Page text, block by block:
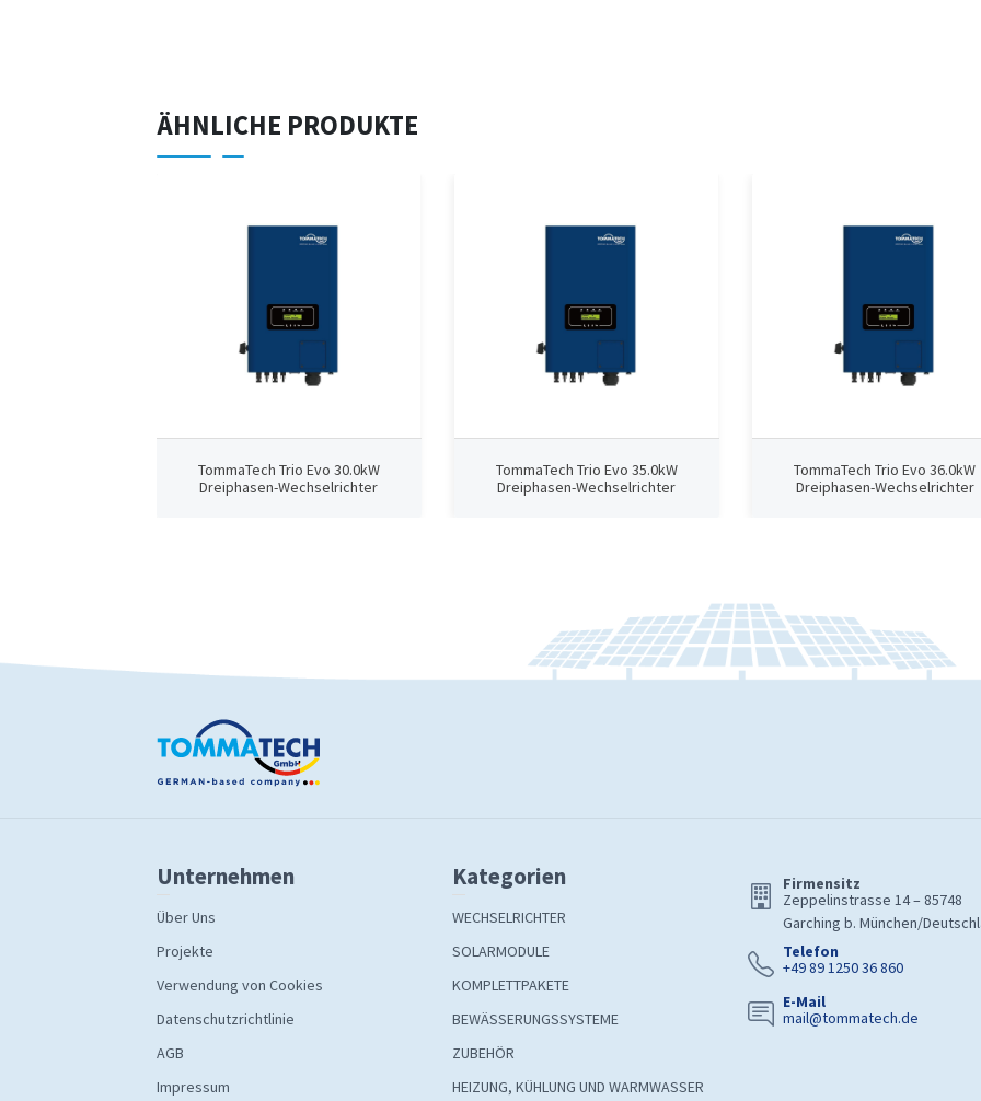
ÄHNLICHE PRODUKTE
TommaTech Trio Evo 30.0kW
Dreiphasen-Wechselrichter
TommaTech Trio Evo 35.0kW
Dreiphasen-Wechselrichter
TommaTech Trio Evo 36.0kW
Dreiphasen-Wechselrichter
Unternehmen
Über Uns
Projekte
Verwendung von Cookies
Datenschutzrichtlinie
AGB
Impressum
Kategorien
WECHSELRICHTER
SOLARMODULE
KOMPLETTPAKETE
BEWÄSSERUNGSSYSTEME
ZUBEHÖR
HEIZUNG, KÜHLUNG UND WARMWASSER
Firmensitz
Zeppelinstrasse 14 – 85748
Garching b. München/
Telefon
+49 89 1250 36 860
E-Mail
mail@tommatech.de